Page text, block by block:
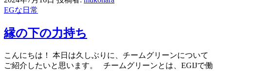
EGな日常
縁の下の力持ち
こんにちは！ 本日は久しぶりに、チームグリーンについて
ご紹介したいと思います。 チームグリーンとは、EGIJで働